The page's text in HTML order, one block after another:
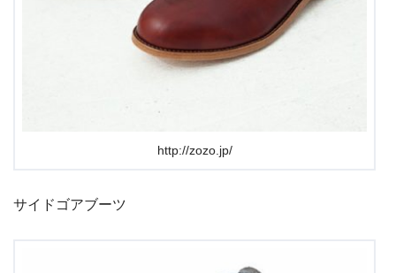
http://zozo.jp/
サイドゴアブーツ